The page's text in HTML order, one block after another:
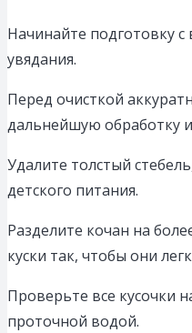
Начинайте подготовку
увядания.
Перед очисткой
дальнейшую обработку
Удалите толстый
детского питания.
Разделите кочан на
куски так, чтобы они
Проверьте все кусочки
проточной водой.